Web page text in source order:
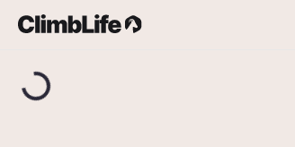
Vyhledávání
Upozornění